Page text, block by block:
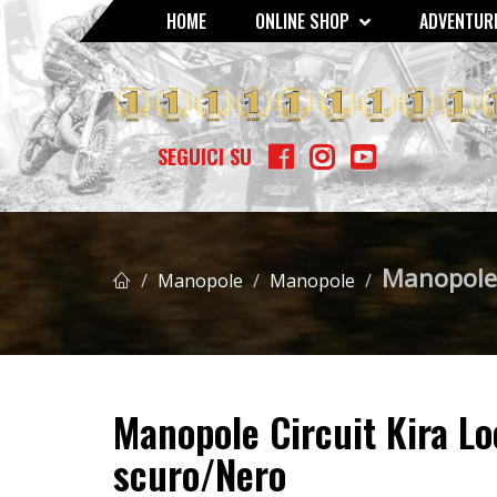
HOME ONLINE SHOP
SEGUICI SU
Manopole Manopole
Manopole Circuit Kira
scuro/Nero